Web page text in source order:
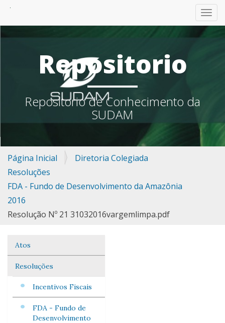
Repositorio
Repositorio de Conhecimento da
SUDAM
Página Inicial
Diretoria Colegiada
Resoluções
FDA - Fundo de Desenvolvimento da Amazônia
2016
Resolução Nº 21 31032016vargemlimpa.pdf
Navegação
Atos
Resoluções
Incentivos Fiscais
FDA - Fundo de
Desenvolvimento